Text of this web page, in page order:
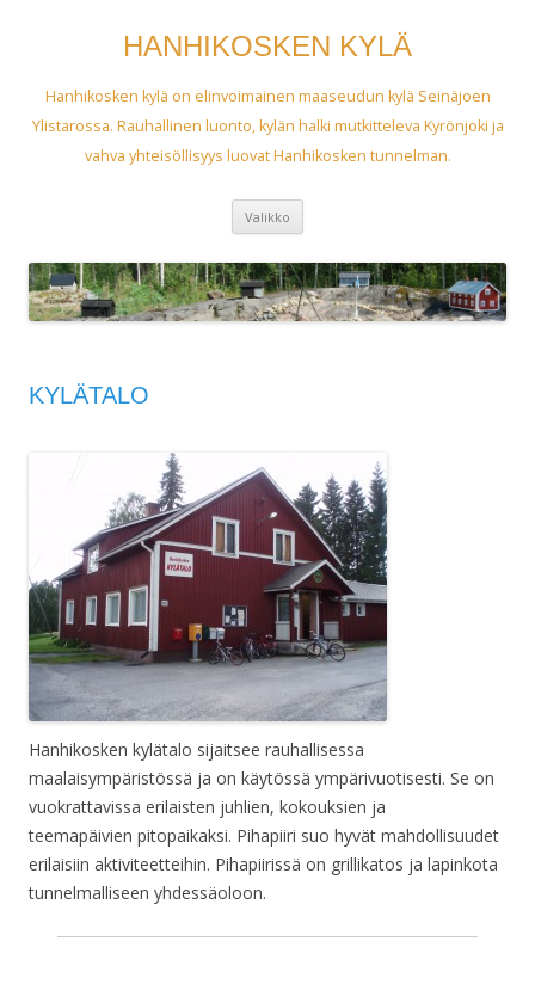
HANHIKOSKEN KYLÄ
Hanhikosken kylä on elinvoimainen maaseudun kylä Seinäjoen
Ylistarossa. Rauhallinen luonto, kylän halki mutkitteleva Kyrönjoki ja
vahva yhteisöllisyys luovat Hanhikosken tunnelman.
Valikko
KYLÄTALO
Hanhikosken kylätalo sijaitsee rauhallisessa
maalaisympäristössä ja on käytössä ympärivuotisesti. Se on
vuokrattavissa erilaisten juhlien, kokouksien ja
teemapäivien pitopaikaksi. Pihapiiri suo hyvät mahdollisuudet
erilaisiin aktiviteetteihin. Pihapiirissä on grillikatos ja lapinkota
tunnelmalliseen yhdessäoloon.